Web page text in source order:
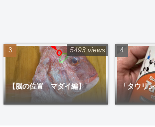
【脳の位置 マダイ編】
5493 views
「タウリ